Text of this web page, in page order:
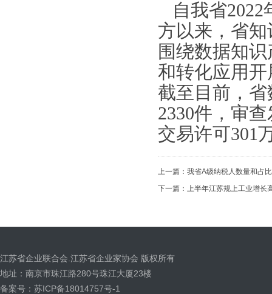
自我省2022
方以来，省
围绕数据知
和转化应用
截至目前，
2330件，审
交易许可301
上一篇： 我省A级纳税人数量和占
下一篇： 上半年江苏规上工业增长
江苏省企业联合会.江苏省企业家协会 版权所有
地址：南京市珠江路280号珠江大厦23楼
备案号：苏ICP备18014757号-1